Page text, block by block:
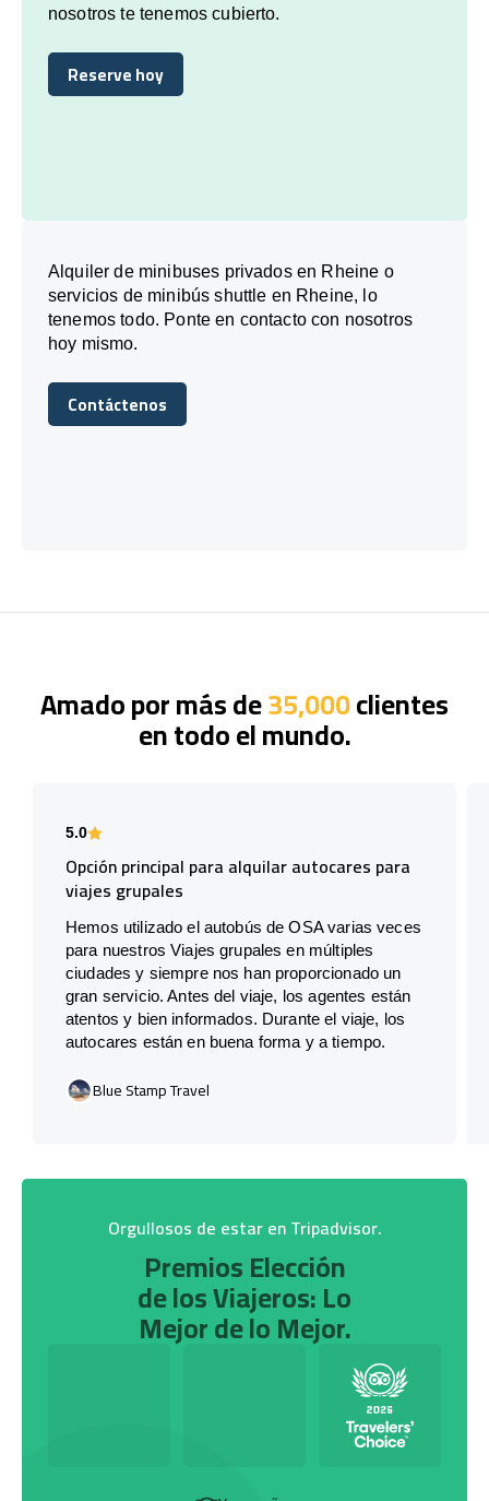
nosotros te tenemos cubierto.
Reserve hoy
Reserve hoy
Alquiler de minibuses privados en Rheine o
servicios de minibús shuttle en Rheine, lo
tenemos todo. Ponte en contacto con nosotros
hoy mismo.
Contáctenos
Contáctenos
Amado por más de35,000clientes
en todo el mundo.
5.0
Opción principal para alquilar autocares para
viajes grupales
Hemos utilizado el autobús de OSA varias veces
para nuestros Viajes grupales en múltiples
ciudades y siempre nos han proporcionado un
gran servicio. Antes del viaje, los agentes están
atentos y bien informados. Durante el viaje, los
autocares están en buena forma y a tiempo.
Blue Stamp Travel
Orgullosos de estar en Tripadvisor.
Premios Elección
de los Viajeros: Lo
Mejor de lo Mejor.